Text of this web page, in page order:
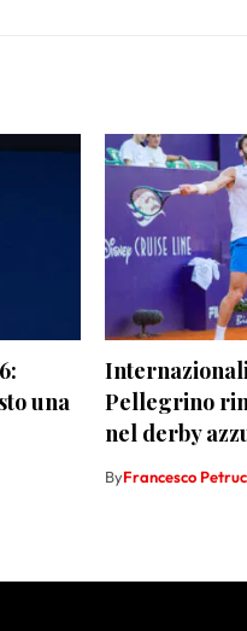
una
Pellegrino
nel derby
ByFrancesco